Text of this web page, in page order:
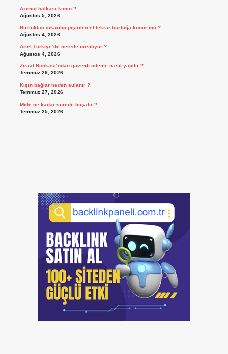
Azimut halkası kimin ?
Ağustos 5, 2026
Buzluktan çıkarılıp pişirilen et tekrar buzluğa konur mu ?
Ağustos 4, 2026
Ariel Türkiye’de nerede üretiliyor ?
Ağustos 4, 2026
Ziraat Bankası’ndan güvenli ödeme nasıl yapılır ?
Temmuz 29, 2026
Kışın bağlar neden sulanır ?
Temmuz 27, 2026
Mide ne kadar sürede boşalır ?
Temmuz 25, 2026